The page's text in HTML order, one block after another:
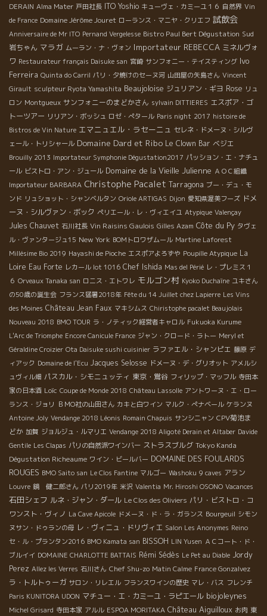
DERAIN Alma Mater 戸田社長 ITO Yoshio キューヴェ・カミーユ１６ 自然界 Vin
de France Domaine Jérôme Jouret ローランス・マニヤ・クリエフ 試飲会
Anniversaire de Mr ITO Pernand Vergelesse Bistro Paul Bert Dégustation Sud
岩ちゃん マラガ ムーラン・ナ・ヴォン Importateur REBECCA ミネルヴォ
ワ Restaurateur français Daisuke san 宮崎 サンフォニー・テイスティング Ivo
Ferreira Quinta do Carril パリ・夕焼けのセーヌ河 山田屋の矢島さん Vincent
Girault sculpteur Ryota Yamashita Beaujoloise ジュリアン・ギヨ Rose リュ
ロン Montgueux サンフォニーのまどかさん sylvain DITTIERES エスポア・ゴ
トーツアー リリアン・ボッシュ ロゼ・ぺタール Paris night 2017 histoire de
Bistros de Vin Nature エマニュエル・ラセーニュ セレネ・ドメーヌ・シルヴ
ェール・トリシャール Domaine Dard et Ribo Le Clown Bar ベジエ
Brouilly 2013 Importateur Symphonie Dégustation2017 パッション・エ・ナチュ
ール ビストロ・アン・ジュール Domaine de la Vieille Julienne ＡＯＣ組織
Importateur BARBARA Christophe Pacalet Tarragona ブー・デュ・モ
ンド リュショット・シャンベルタン Oriole ARTIGAS Dijon 愛知県渥美フーズ ドメ
ーヌ・シルヴァン・ボック ペリエール・レ・ヴィエイユ Atypique Valençay
Jules Chauvet 石川社長 Vin Raisins Gaulois Gilles Azam Côte du Py タヴェ
ル・ヴァンタージュ15 New York BOMトロワザムール Martine Laforest
Millésime Bio 2019 Hayashi de Pioche エスポアよろずや Poupille Atypique La
Loire Eau Forte レカール lot 1016 Chef Ishida Mas del Périé レ・プレミス１
６ Orveaux Tanaka san ロニス・エトワレ モルゴン村 Kyoko Duchaîne ユキさん
の50歳の誕生会 フランス猛暑2018年 Fête du 14 Juillet chez Lapierre Les Vins
des Moines Château Jean Faux マキシムス Chiristophe pacalet Beaujolais
Nouveau 2018 BMO TOUR ラ・ノティック経営者キャロル Fukuoka Kurume
L'Arc de Triomphe Encore Canicule France ジャン・クロード・ラトー Meryl et
Géraldine Croizier Ota Daisuke sushi cuisinier ラファエル・シャンピエ 藤原 デ
ィアック Domaine de l'Ecu Jacques Selosse ドメーヌ・デ・グリオット アメルシ
ュヴィル畑 パスカル・シモニュッティ 東京・鴬谷 フィリップ・マッフル 寺田本
家の日本酒 Loïc Coupe de Monde 2018 Château Lassolle アントワーヌ・エ・ロー
ランス・ジョリ ＢＭО社の山田さん カキと白ワイン マルク・ぺナベール ケランヌ
Antoine Joly Vendange 2018 Léonis Romain Chapuis サンシニャン CPV菊池ま
どか 加賀 ジョルジュ・ルマリエ Vendange 2018 Aligoté Derain et Altaber Davide
Gentile Les Clapas パリの自然派ワインバー ストラスブルグ Tokyo Kanda
Dégustation Richeaume ワイン・ビールバー DOMAINE DES FOULARDS
ROUGES BMO Saito san Le Clos Fantine マルゴー Washoku 9 caves アラン
Louvre 鏡 健二郎さん パリ2019年 米沢 Valentia Mr. Hiroshi OSONO Vacances
石田シェフ ルネ・ジャン・ダール Le Clos des Oliviers パリ・ビストロ・コ
ワンスト・ヴィノ La Cave Apicole ドメーヌ・ド・ラ・ガランス Bourgeuil シモン
ヌサン・ドゥランの母 レ・ヴィニュ・ドリヴィエ Salon Les Anonymes Reino
セ・ル・プランタン2016 BMO Kamata san BISSOH LIN Yusen ＡＣコート・ド・
ブルイイ DOMAINE CHARLOTTE BATTAIS Rémi Sédès Le Pet au Diable Jordy
Perez Allez les Verres 石川さん Chef Shu-zo Matin Calme France Gonzalvez
ラ・トルトゥーガ サロン・リレエル フランスワインの歴史 マレ・バス フレンチ
Paris KUNITORA UDON マチュー・エ・カミーユ・ラピエール biojoleynes
Michel Grisard 寺田本家 アルル ESPOA MORITAKA Château Aiguilloux お肉 東